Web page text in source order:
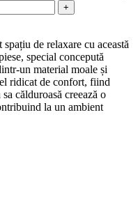
+
de relaxare cu această
special concepută
un material moale și
ridicat de confort, fiind
călduroasă creează o
la un ambient